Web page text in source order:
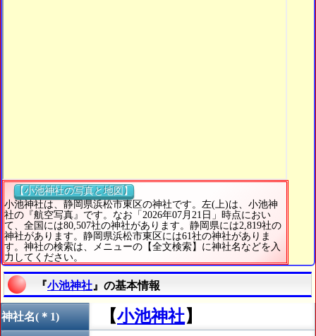
【小池神社の写真と地図】
小池神社は、静岡県浜松市東区の神社です。左(上)は、小池神
社の『航空写真』です。なお「2026年07月21日」時点におい
て、全国には80,507社の神社があります。静岡県には2,819社の
神社があります。静岡県浜松市東区には61社の神社がありま
す。神社の検索は、メニューの【全文検索】に神社名などを入
力してください。
『小池神社 』の基本情報
神社名(＊1) 【小池神社】